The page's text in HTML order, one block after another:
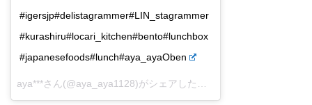
#igersjp#delistagrammer#LIN_stagrammer
#kurashiru#locari_kitchen#bento#lunchbox
#japanesefoods#lunch#aya_ayaOben